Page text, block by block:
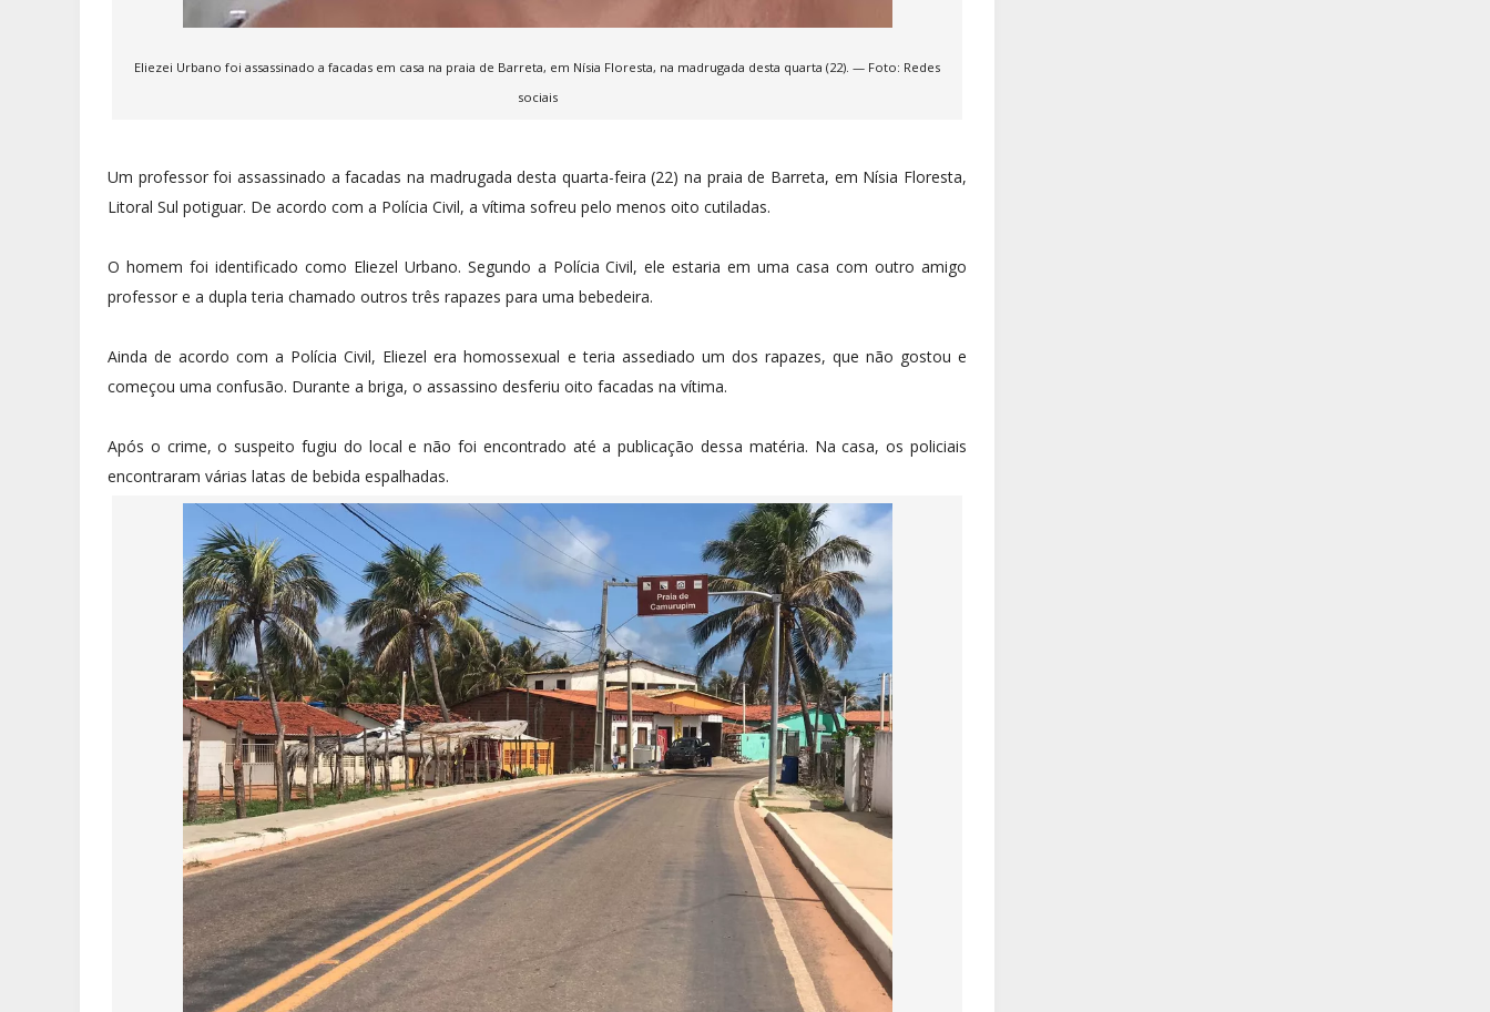
Eliezei Urbano foi assassinado a facadas em casa na praia de Barreta, em Nísia Floresta, na madrugada desta quarta (22). — Foto: Redes
sociais
Um professor foi assassinado a facadas na madrugada desta quarta-feira (22) na praia de Barreta, em Nísia Floresta,
Litoral Sul potiguar. De acordo com a Polícia Civil, a vítima sofreu pelo menos oito cutiladas.
O homem foi identificado como Eliezel Urbano. Segundo a Polícia Civil, ele estaria em uma casa com outro amigo
professor e a dupla teria chamado outros três rapazes para uma bebedeira.
Ainda de acordo com a Polícia Civil, Eliezel era homossexual e teria assediado um dos rapazes, que não gostou e
começou uma confusão. Durante a briga, o assassino desferiu oito facadas na vítima.
Após o crime, o suspeito fugiu do local e não foi encontrado até a publicação dessa matéria. Na casa, os policiais
encontraram várias latas de bebida espalhadas.